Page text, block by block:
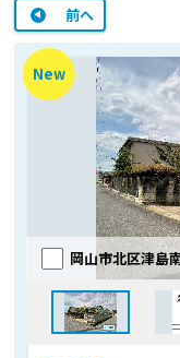
前へ
New
岡山市北区津